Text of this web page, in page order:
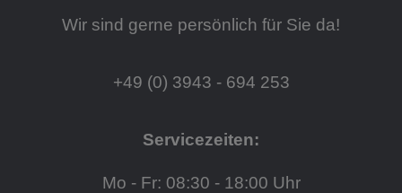
Wir sind gerne persönlich für Sie da!
+49 (0) 3943 - 694 253
Servicezeiten:
Mo - Fr: 08:30 - 18:00 Uhr